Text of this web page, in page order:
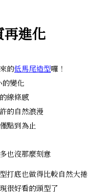
再進化
的低馬尾造型囉！
的變化
線條感
的自然浪漫
點到為止
也沒那麼刻意
打底也做得比較自然大捲
很好看的頭型了